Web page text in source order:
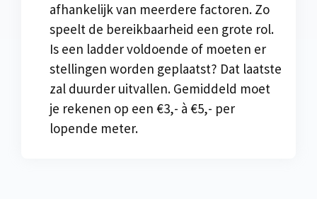
afhankelijk van meerdere factoren. Zo
speelt de bereikbaarheid een grote rol.
Is een ladder voldoende of moeten er
stellingen worden geplaatst? Dat laatste
zal duurder uitvallen. Gemiddeld moet
je rekenen op een €3,- à €5,- per
lopende meter.